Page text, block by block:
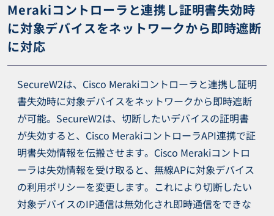
Merakiコントローラと連携し証明書失効時
に対象デバイスをネットワークから即時遮断
に対応
SecureW2は、Cisco Merakiコントローラと連携し証明
書失効時に対象デバイスをネットワークから即時遮断
が可能。SecureW2は、切断したいデバイスの証明書
が失効すると、Cisco MerakiコントローラAPI連携で証
明書失効情報を伝搬させます。Cisco Merakiコントロ
ーラは失効情報を受け取ると、無線APに対象デバイス
の利用ポリシーを変更します。これにより切断したい
対象デバイスのIP通信は無効化され即時通信をできな